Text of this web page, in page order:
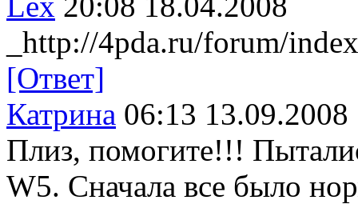
_http://4pda.ru/forum/
[Ответ]
Катрина 06:13 13.09.2008
Плиз, помогите!!!
W5. Сначала все было